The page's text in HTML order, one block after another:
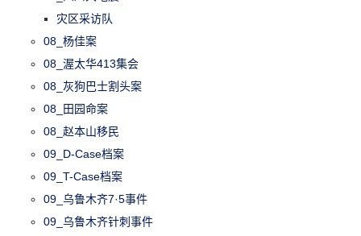
灾区采访队
08_杨佳案
08_渥太华413集会
08_灰狗巴士割头案
08_田园命案
08_赵本山移民
09_D-Case档案
09_T-Case档案
09_乌鲁木齐7·5事件
09_乌鲁木齐针刺事件